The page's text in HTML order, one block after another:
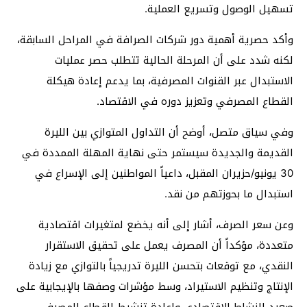
تسهيل الوصول وتسريع العملية.
وأكد حصرية أهمية دور شركات الصرافة في المراحل السابقة،
لكنه شدد على أن المرحلة الحالية تتطلب حصر عمليات
الاستبدال عبر القنوات المصرفية، بما يدعم إعادة هيكلة
القطاع المصرفي وتعزيز دوره في الاقتصاد.
وفي سياق متصل، أوضح أن التداول المتوازي بين الليرة
القديمة والجديدة سيستمر حتى نهاية المهلة الممددة في
30 يونيو/حزيران المقبل، داعياً المواطنين إلى الإسراع في
استبدال ما بحوزتهم من نقد.
وعن سعر الصرف، أشار إلى أنه يخضع لمتغيرات اقتصادية
متعددة، مؤكداً أن المصرف يعمل على تحقيق الاستقرار
النقدي، مع توقعات بتحسن الليرة تدريجياً بالتوازي مع زيادة
الإنتاج وتنظيم الاستيراد، وسط مؤشرات وصفها بالإيجابية على